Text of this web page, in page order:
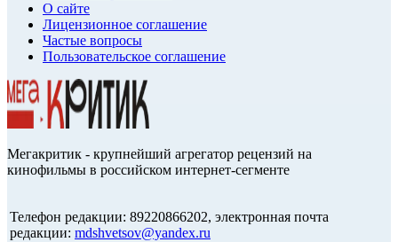
О сайте
Лицензионное соглашение
Частые вопросы
Пользовательское соглашение
Мегакритик - крупнейший агрегатор рецензий на
кинофильмы в российском интернет-сегменте
Телефон редакции: 89220866202, электронная почта
редакции: mdshvetsov@yandex.ru